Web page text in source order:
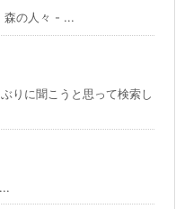
森の人々 - ...
りに聞こうと思って検索し